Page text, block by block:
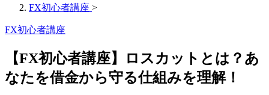
FX初心者講座 >
FX初心者講座
【FX初心者講座】ロスカットとは？あ
なたを借金から守る仕組みを理解！